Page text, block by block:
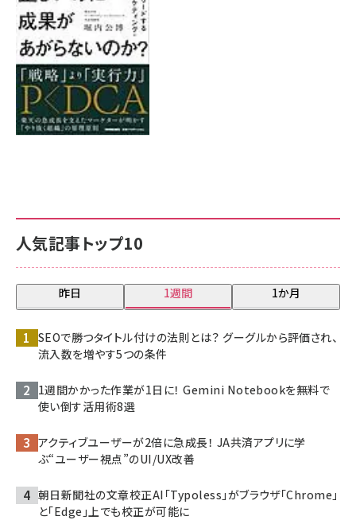
人気記事トップ10
昨日 1週間 1か月
SEOで勝つタイトル付けの法則とは？ グーグルから評価され、
流入数を増やす5つの条件
1週間かかった作業が1日に！ Gemini Notebookを無料で
使い倒す活用術8選
アクティブユーザーが2倍に急成長！ JA共済アプリに学
ぶ“ユーザー視点”のUI/UX改善
朝日新聞社の文章校正AI「Typoless」がブラウザ「Chrome」
と「Edge」上でも校正が可能に
8月7日 10:00